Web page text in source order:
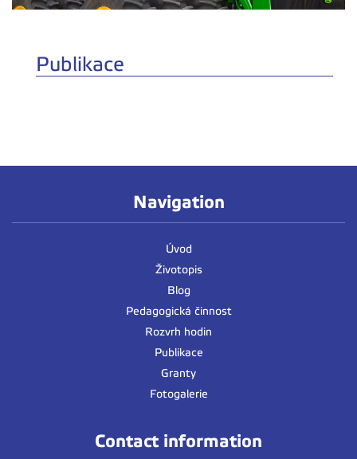
Publikace
Navigation
Úvod
Životopis
Blog
Pedagogická činnost
Rozvrh hodin
Publikace
Granty
Fotogalerie
Contact information